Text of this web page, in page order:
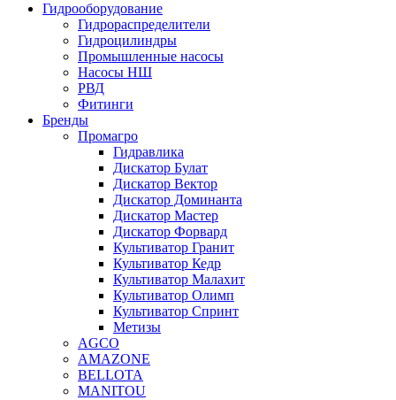
Гидрооборудование
Гидрораспределители
Гидроцилиндры
Промышленные насосы
Насосы НШ
РВД
Фитинги
Бренды
Промагро
Гидравлика
Дискатор Булат
Дискатор Вектор
Дискатор Доминанта
Дискатор Мастер
Дискатор Форвард
Культиватор Гранит
Культиватор Кедр
Культиватор Малахит
Культиватор Олимп
Культиватор Спринт
Метизы
AGCO
AMAZONE
BELLOTA
MANITOU